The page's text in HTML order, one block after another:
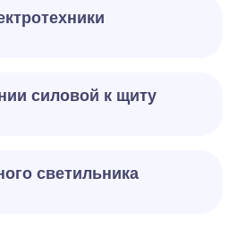
силовой к щиту
светильника